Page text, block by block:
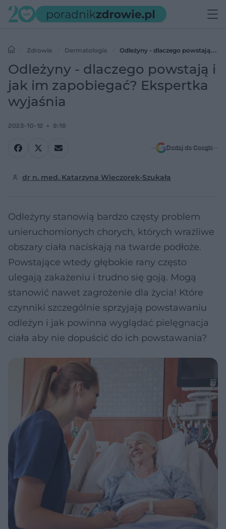
Zdrowie Dermatologia
Odleżyny - dlaczego powstają i
jak im zapobiegać? Ekspertka wyjaśnia
Odleżyny - dlaczego powstają i
jak im zapobiegać? Ekspertka
wyjaśnia
2023-10-12 9:16
Dodaj do Google
dr n. med. Katarzyna Wieczorek-Szukała
Odleżyny stanowią bardzo częsty problem
unieruchomionych chorych, których wrażliwe
obszary ciała naciskają na twarde podłoże.
Powstające wtedy głębokie rany często
ulegają zakażeniu i trudno się goją. Mogą
stanowić nawet zagrożenie dla życia! Które
czynniki szczególnie sprzyjają powstawaniu
odleżyn i jak powinna wyglądać pielęgnacja
ciała aby nie dopuścić do ich powstawania?